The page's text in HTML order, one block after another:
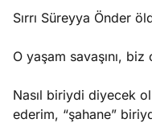
caiz
Yazıları
Sırrı Süreyya Önder
O yaşam savaşını,
Nasıl biriydi diyecek
ederim, “şahane”